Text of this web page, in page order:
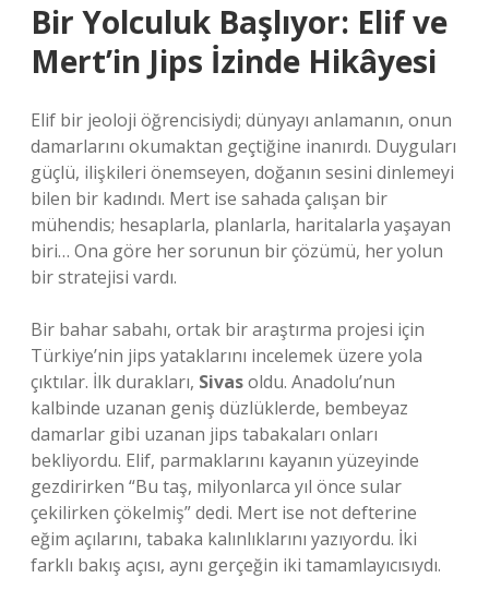
Bir Yolculuk Başlıyor: Elif ve
Mert’in Jips İzinde Hikâyesi
Elif bir jeoloji öğrencisiydi; dünyayı anlamanın, onun
damarlarını okumaktan geçtiğine inanırdı. Duyguları
güçlü, ilişkileri önemseyen, doğanın sesini dinlemeyi
bilen bir kadındı. Mert ise sahada çalışan bir
mühendis; hesaplarla, planlarla, haritalarla yaşayan
biri… Ona göre her sorunun bir çözümü, her yolun
bir stratejisi vardı.
Bir bahar sabahı, ortak bir araştırma projesi için
Türkiye’nin jips yataklarını incelemek üzere yola
çıktılar. İlk durakları, Sivasoldu. Anadolu’nun
kalbinde uzanan geniş düzlüklerde, bembeyaz
damarlar gibi uzanan jips tabakaları onları
bekliyordu. Elif, parmaklarını kayanın yüzeyinde
gezdirirken “Bu taş, milyonlarca yıl önce sular
çekilirken çökelmiş” dedi. Mert ise not defterine
eğim açılarını, tabaka kalınlıklarını yazıyordu. İki
farklı bakış açısı, aynı gerçeğin iki tamamlayıcısıydı.